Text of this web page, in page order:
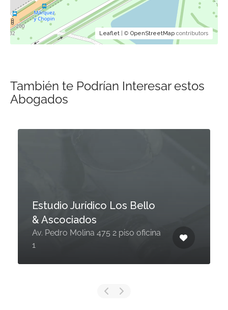
Leaflet | © OpenStreetMap contributors
También te Podrían Interesar estos
Abogados
Estudio Jurídico Los Bello
& Ascociados
Av. Pedro Molina 475 2 piso oficina
1